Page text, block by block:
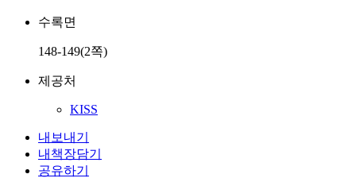
수록면
148-149(2쪽)
제공처
KISS
내보내기
내책장담기
공유하기